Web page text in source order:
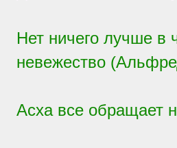
Нет ничего лучше в
невежество
Асха все обращает